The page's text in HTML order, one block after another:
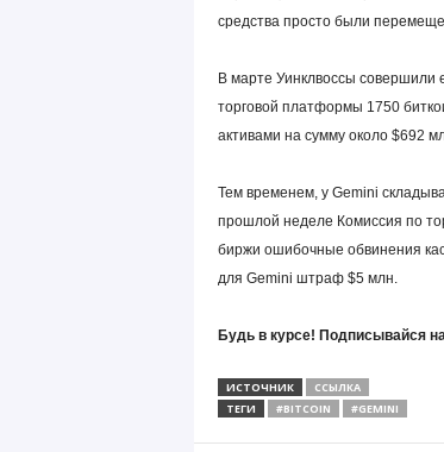
средства просто были
В марте Уинклвоссы совершили
торговой платформы 1750
активами на сумму около $692
Тем временем, у Gemini
прошлой неделе Комиссия по
биржи ошибочные обвинения
для Gemini штраф $5 млн.
Будь в курсе! Подписывайся
ИСТОЧНИК
ССЫЛКА
ТЕГИ
#BITCOIN #GEMINI